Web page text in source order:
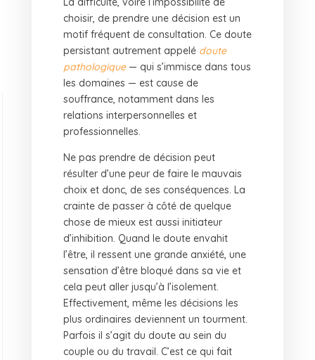
choisir, de prendre une décision est un
motif fréquent de consultation. Ce doute
persistant autrement appelé doute
pathologique— qui s’immisce dans tous
les domaines — est cause de
souffrance, notamment dans les
relations interpersonnelles et
professionnelles.
Ne pas prendre de décision peut
résulter d’une peur de faire le mauvais
choix et donc, de ses conséquences. La
crainte de passer à côté de quelque
chose de mieux est aussi initiateur
d’inhibition. Quand le doute envahit
l’être, il ressent une grande anxiété, une
sensation d’être bloqué dans sa vie et
cela peut aller jusqu’à l’isolement.
Effectivement, même les décisions les
plus ordinaires deviennent un tourment.
Parfois il s’agit du doute au sein du
couple ou du travail. C’est ce qui fait